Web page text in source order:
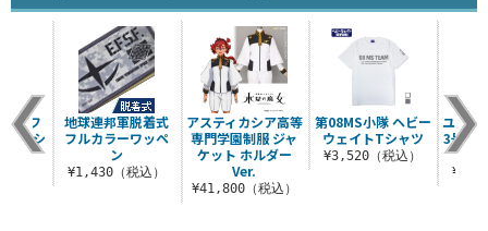
アスティカシア高等
専門学園制服 ジャ
ケット ホルダー
Ver.
¥41,800（税込）
第08MS小隊 ヘビー
ウェイトTシャツ
¥3,520（税込）
ユニコ
3号機
ムフ
念Tシ
地球連邦軍脱着式
フルカラーワッペ
ン
¥1,430（税込）